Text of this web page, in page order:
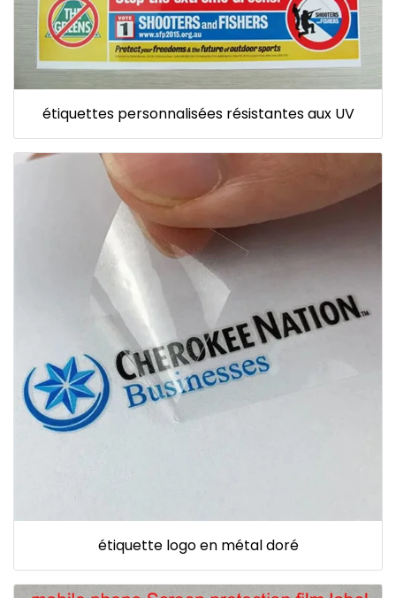
étiquettes personnalisées résistantes aux UV
étiquette logo en métal doré